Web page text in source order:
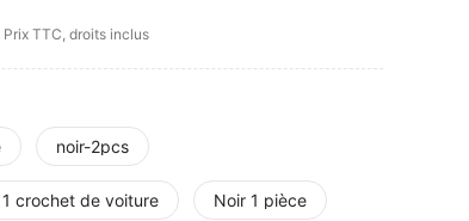
AVAILABILITY
Prix TTC, droits inclus
noir-2pcs
crochet de voiture Noir 1 pièce